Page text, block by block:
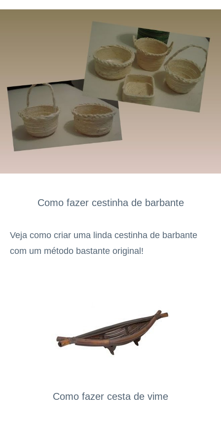
Como fazer cestinha de barbante
Veja como criar uma linda cestinha de barbante
com um método bastante original!
Como fazer cesta de vime